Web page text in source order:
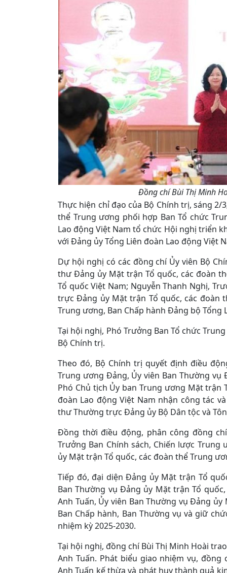
Đồng chí Bùi Thị Minh
Thực hiện chỉ đạo của Bộ Chính trị, sáng
thể Trung ương phối hợp Ban Tổ chức
Lao động Việt Nam tổ chức Hội nghị triển
với Đảng ủy Tổng Liên đoàn Lao động Việt
Dự hội nghị có các đồng chí Ủy viên Bộ
thư Đảng ủy Mặt trận Tổ quốc, các đoàn
Tổ quốc Việt Nam; Nguyễn Thanh Nghị,
trực Đảng ủy Mặt trận Tổ quốc, các đoàn
Trung ương, Ban Chấp hành Đảng bộ Tổng
Tại hội nghị, Phó Trưởng Ban Tổ chức
Bộ Chính trị.
Theo đó, Bộ Chính trị quyết định điều
Trung ương Đảng, Ủy viên Ban Thường
Phó Chủ tịch Ủy ban Trung ương Mặt trận
đoàn Lao động Việt Nam nhận công tác
thư Thường trực Đảng ủy Bộ Dân tộc và
Đồng thời điều động, phân công đồng
Trưởng Ban Chính sách, Chiến lược
ủy Mặt trận Tổ quốc, các đoàn thể Trung
Tiếp đó, đại diện Đảng ủy Mặt trận Tổ
Ban Thường vụ Đảng ủy Mặt trận Tổ
Anh Tuấn, Ủy viên Ban Thường vụ Đảng
Ban Chấp hành, Ban Thường vụ và giữ
nhiệm kỳ 2025-2030.
Tại hội nghị, đồng chí Bùi Thị Minh Hoài
Anh Tuấn. Phát biểu giao nhiệm vụ,
Anh Tuấn kế thừa và phát huy thành quả